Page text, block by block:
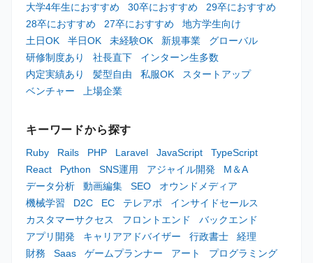
大学4年生におすすめ
30卒におすすめ
29卒におすすめ
28卒におすすめ
27卒におすすめ
地方学生向け
土日OK
半日OK 未経験OK 新規事業
グローバル
研修制度あり
社長直下
インターン生多数
内定実績あり
髪型自由 私服OK
スタートアップ
ベンチャー
上場企業
キーワードから探す
Ruby Rails PHP Laravel JavaScript
TypeScript
React
Python SNS運用 アジャイル開発
M＆A
データ分析
動画編集 SEO
オウンドメディア
機械学習
D2C EC テレアポ
インサイドセールス
カスタマーサクセス
フロントエンド
バックエンド
アプリ開発
キャリアアドバイザー 行政書士
経理
財務
Saas ゲームプランナー アート
プログラミング